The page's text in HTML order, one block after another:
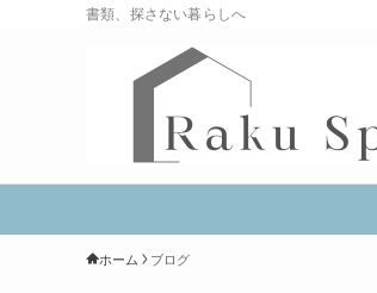
書類、探さない暮らしへ
ホーム ブログ